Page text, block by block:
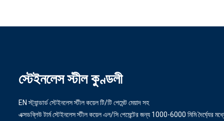
স্টেইনলেস স্টীল কুণ্ডলী
EN স্ট্যান্ডার্ড স্টেইনলেস স্টীল কয়েল টি/টি পেমেন্ট মেয়াদ সহ
এক্সডব্লিউ টার্ম স্টেইনলেস স্টীল কয়েল এল/সি পেমেন্টের জন্য 1000-6000 মিমি দৈর্ঘ্যের